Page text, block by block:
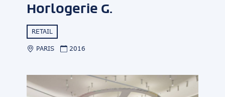
Horlogerie G.
RETAIL
PARIS 2016